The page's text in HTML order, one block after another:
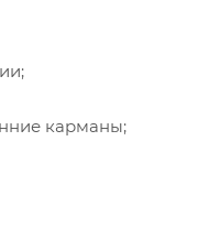
карманы;